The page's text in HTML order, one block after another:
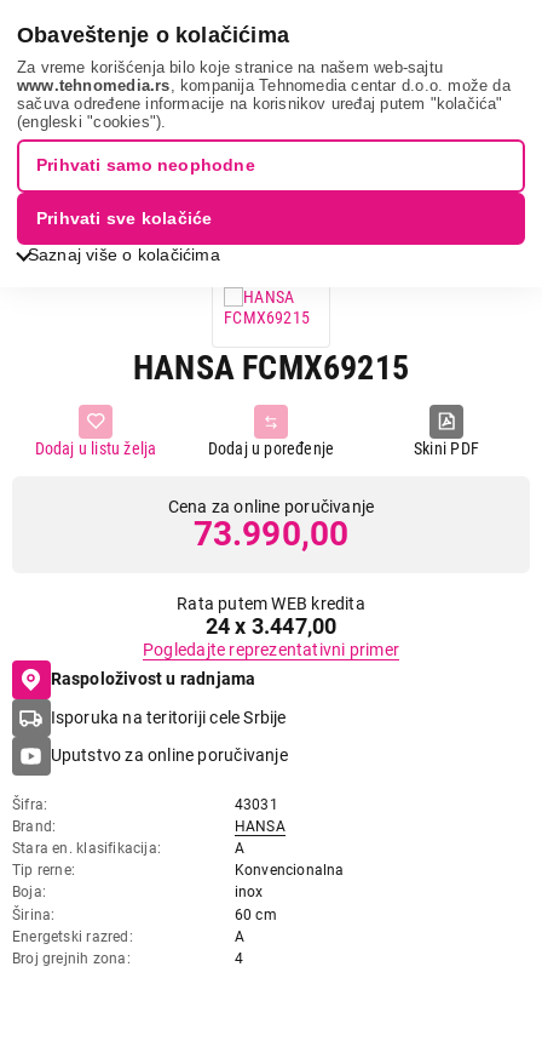
Obaveštenje o kolačićima
Za vreme korišćenja bilo koje stranice na našem web-sajtu
www.tehnomedia.rs , kompanija Tehnomedia centar d.o.o. može da
sačuva određene informacije na korisnikov uređaj putem "kolačića"
(engleski "cookies").
Saznaj više o kolačićima
Prihvati samo neophodne
Prihvati sve kolačiće
Bela tehnika Šporeti Kombinovani šporeti
Hansa
fcmx69215...
HANSA FCMX69215
Skini PDF
Dodaj u poređenje
Dodaj u listu želja
Cena za online poručivanje
73.990,00
Rata putem WEB kredita
24 x 3.447,00
Pogledajte reprezentativni primer
Raspoloživost u radnjama
Isporuka na teritoriji cele Srbije
Uputstvo za online poručivanje
Šifra
43031
Brand
HANSA
Stara en. klasifikacija
A
Tip rerne
Konvencionalna
Boja
inox
Širina
60 cm
Energetski razred
A
Broj grejnih zona
4